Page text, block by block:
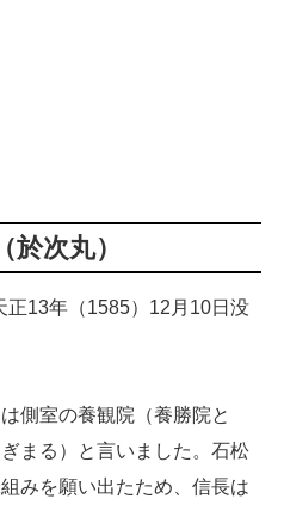
次丸）
正13年（1585）12月10日没
側室の養観院（養勝院と
まる）と言いました。石松
みを願い出たため、信長は